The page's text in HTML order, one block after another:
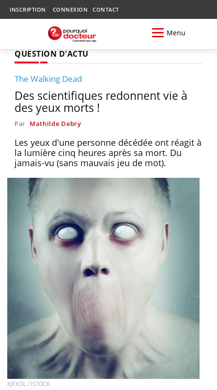
INSCRIPTION CONNEXION CONTACT
Menu
QUESTION D'ACTU
The Walking Dead
Des scientifiques redonnent vie à
des yeux morts !
Par Mathilde Debry
Les yeux d'une personne décédée ont réagit à
la lumière cinq heures après sa mort. Du
jamais-vu (sans mauvais jeu de mot).
KJEKOL / ISTOCK.